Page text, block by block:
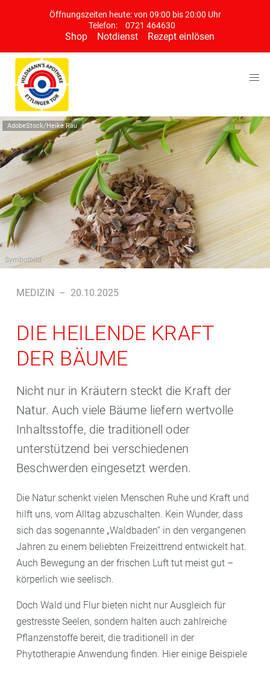
Öffnungszeiten heute: von 09:00 bis 20:00 Uhr
Telefon:
0721 464630
Shop Notdienst Rezept einlösen
AdobeStock/Heike Rau
Symbolbild
MEDIZIN – 20.10.2025
DIE HEILENDE KRAFT
DER BÄUME
Nicht nur in Kräutern steckt die Kraft der
Natur. Auch viele Bäume liefern wertvolle
Inhaltsstoffe, die traditionell oder
unterstützend bei verschiedenen
Beschwerden eingesetzt werden.
Die Natur schenkt vielen Menschen Ruhe und Kraft und
hilft uns, vom Alltag abzuschalten. Kein Wunder, dass
sich das sogenannte „Waldbaden“ in den vergangenen
Jahren zu einem beliebten Freizeittrend entwickelt hat.
Auch Bewegung an der frischen Luft tut meist gut –
körperlich wie seelisch.
Doch Wald und Flur bieten nicht nur Ausgleich für
gestresste Seelen, sondern halten auch zahlreiche
Pflanzenstoffe bereit, die traditionell in der
Phytotherapie Anwendung finden. Hier einige Beispiele